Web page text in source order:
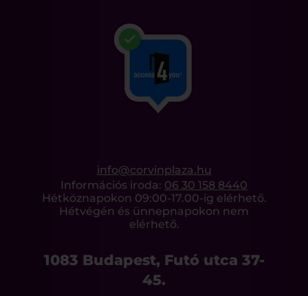
info@corvinplaza.hu
Információs iroda: 06 30 158 8440
Hétköznapokon 09:00-17.00-ig elérhető.
Hétvégén és ünnepnapokon nem
elérhető.
1083 Budapest, Futó utca 37-
45.